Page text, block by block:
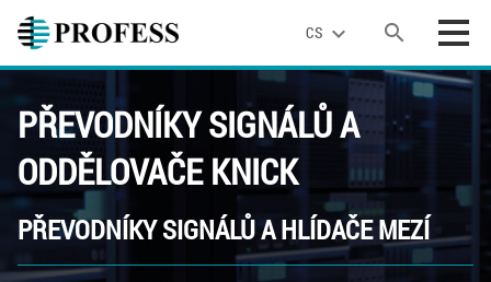
CS expand_more search
PŘEVODNÍKY SIGNÁLŮ A
ODDĚLOVAČE KNICK
PŘEVODNÍKY SIGNÁLŮ A HLÍDAČE MEZÍ